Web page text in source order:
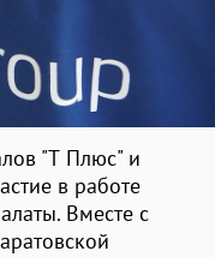
"Т Плюс" и
в работе
Вместе с